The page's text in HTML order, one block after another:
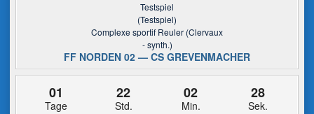
Testspiel
(Testspiel)
Complexe sportif Reuler (Clervaux
- synth.)
FF NORDEN 02 — CS GREVENMACHER
01
Tage
22
Std.
02
Min.
27
Sek.